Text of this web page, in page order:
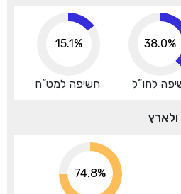
38.0%
לחו”ל
15.1%
חשיפה למט”ח
74.8%